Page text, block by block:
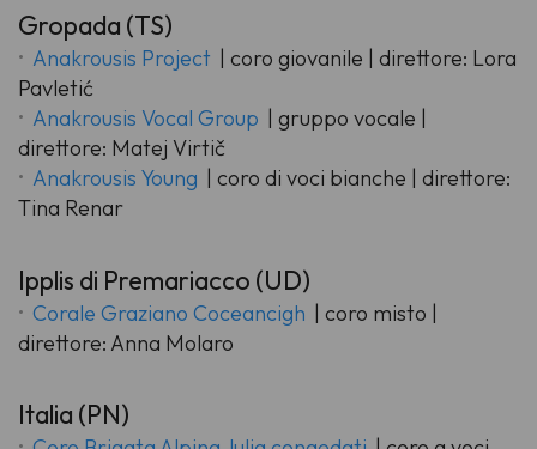
Gropada (TS)
Anakrousis Project | coro giovanile | direttore: Lora
Pavletić
Anakrousis Vocal Group | gruppo vocale |
direttore: Matej Virtič
Anakrousis Young | coro di voci bianche | direttore:
Tina Renar
Ipplis di Premariacco (UD)
Corale Graziano Coceancigh | coro misto |
direttore: Anna Molaro
Italia (PN)